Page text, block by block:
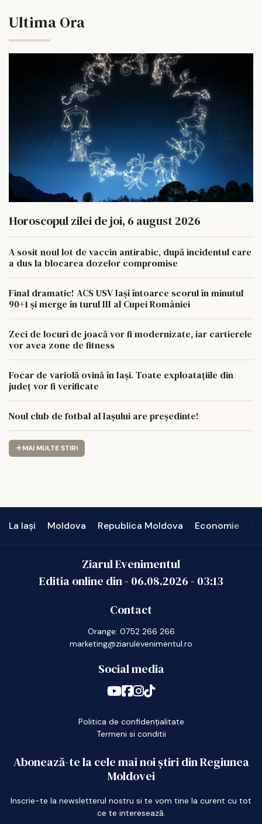
Ultima Ora
Horoscopul zilei de joi, 6 august 2026
A sosit noul lot de vaccin antirabic, după incidentul care
a dus la blocarea dozelor compromise
Final dramatic! ACS USV Iași întoarce scorul în minutul
90+1 și merge în turul III al Cupei României
Zeci de locuri de joacă vor fi modernizate, iar cartierele
vor avea zone de fitness
Focar de variolă ovină în Iași. Toate exploatațiile din
județ vor fi verificate
Noul club de fotbal al Iașului are președinte!
MAI MULTE STIRI
La Iași Moldova Republica Moldova Economie
Ziarul Evenimentul
Editia online din - 06.08.2026- 03:13
Contact
Orange: 0752 266 266
marketing@ziarulevenimentul.ro
Social media
Politica de confidențialitate
Termeni si conditii
Abonează-te la cele mai noi știri din Regiunea
Moldovei
Inscrie-te la newsletterul nostru si te vom tine la curent cu tot
ce te interesează.